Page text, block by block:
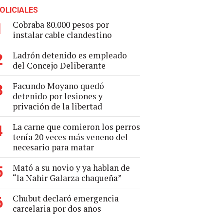
Cobraba 80.000 pesos por
instalar cable clandestino
Ladrón detenido es empleado
del Concejo Deliberante
Facundo Moyano quedó
detenido por lesiones y
privación de la libertad
La carne que comieron los perros
tenía 20 veces más veneno del
necesario para matar
Mató a su novio y ya hablan de
“la Nahir Galarza chaqueña”
Chubut declaró emergencia
carcelaria por dos años